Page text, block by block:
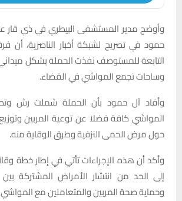
وأوضح مدير المستشفى البيطري في ذي قار
حمود في تصريح لشبكة أخبار الناصرية، أن
التابعة للمستوصف نفذت الحملة بشكل
وساحات تجمع المواشي في القضاء.
وأفاد آل حمود بأن الحملة شملت رش
المواشي كافة فضلا عن توعية المربين
حول مرض الحمى النزفية وطرق الوقاية منه.
وأكد أن هذه الإجراءات تأتي في إطار خطة
إلى الحد من انتشار الأمراض المشتركة بين
وحماية صحة المربين والمتعاملين مع